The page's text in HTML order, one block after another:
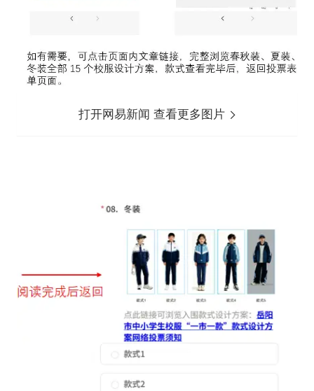
打开网易新闻 查看更多图片